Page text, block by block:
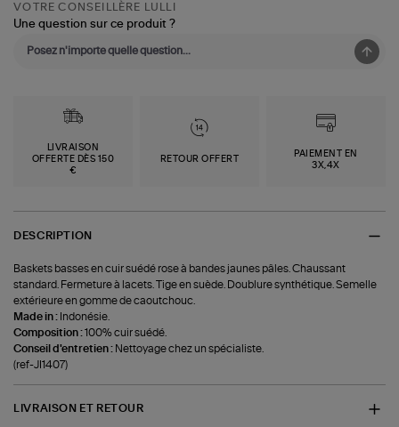
VOTRE CONSEILLÈRE LULLI
Une question sur ce produit ?
LIVRAISON
OFFERTE DÈS 150
€
RETOUR OFFERT
PAIEMENT EN
3X,4X
DESCRIPTION
Baskets basses en cuir suédé rose à bandes jaunes pâles. Chaussant
standard. Fermeture à lacets. Tige en suède. Doublure synthétique. Semelle
extérieure en gomme de caoutchouc.
Made in : Indonésie.
Composition :100% cuir suédé.
Conseil d'entretien : Nettoyage chez un spécialiste.
(ref-JI1407)
LIVRAISON ET RETOUR